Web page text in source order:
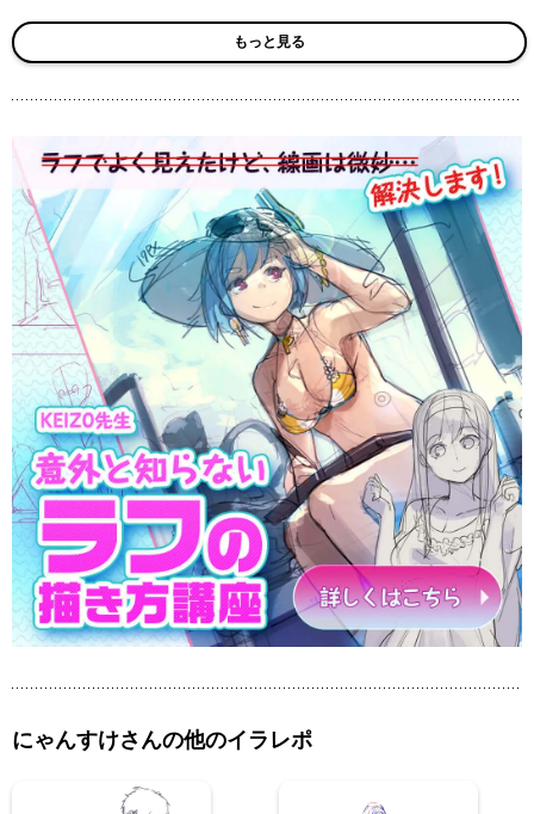
もっと見る
にゃんすけさんの他のイラレポ